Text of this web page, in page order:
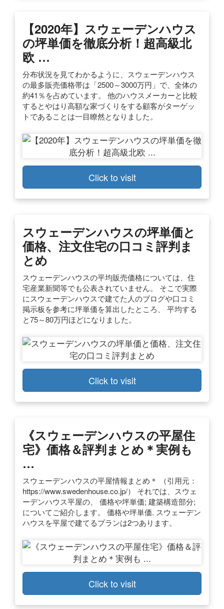
【2020年】スウェーデンハウス
の坪単価を徹底分析！超高級北
欧 …
分布状況を見てわかるように、スウェーデンハウス
の最多販売価格帯は「2500～3000万円」で、全体の
約41％を占めています。 他のハウスメーカーと比較
するとやはり高額な家づくりをする顧客がターゲッ
トであることは一目瞭然となりました。
Click to visit
スウェーデンハウスの坪単価と
価格、注文住宅の口コミ評判ま
とめ
スウェーデンハウスの平均販売価格については、住
宅産業新聞等でも公表されていません。 そこで実際
にスウェーデンハウスで建てた人のブログや口コミ
掲示板を参考に坪単価を算出したところ、 平均する
と75～80万円ほどになりました。
Click to visit
《スウェーデンハウスの平屋住
宅》価格＆評判まとめ＊実例も
…
スウェーデンハウスの平屋情報まとめ＊ （引用元：
https://www.swedenhouse.co.jp/） それでは、スウェ
ーデンハウス平屋の、 価格や坪単価; 建築構造部分;
についてご紹介します。 価格や坪単価. スウェーデン
ハウスを平屋で建てるプランは2つあります。
Click to visit